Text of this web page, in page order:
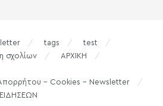
tags
test
σχολίων
ΑΡΧΙΚΗ
– Cookies – Newsletter